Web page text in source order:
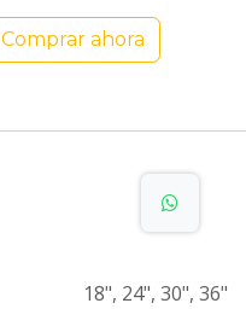
Comprar ahora
18", 24", 30", 36"